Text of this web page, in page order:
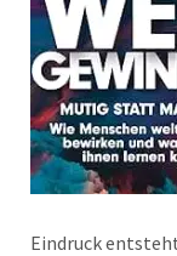
Eindruck